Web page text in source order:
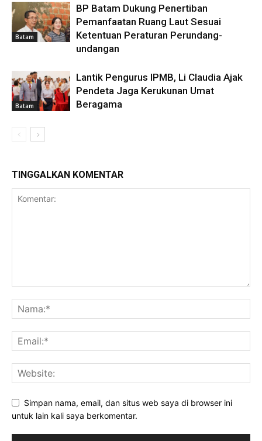
Batam
BP Batam Dukung Penertiban
Pemanfaatan Ruang Laut Sesuai
Ketentuan Peraturan Perundang-
undangan
Batam
Lantik Pengurus IPMB, Li Claudia Ajak
Pendeta Jaga Kerukunan Umat
Beragama
TINGGALKAN KOMENTAR
Simpan nama, email, dan situs web saya di browser ini
untuk lain kali saya berkomentar.